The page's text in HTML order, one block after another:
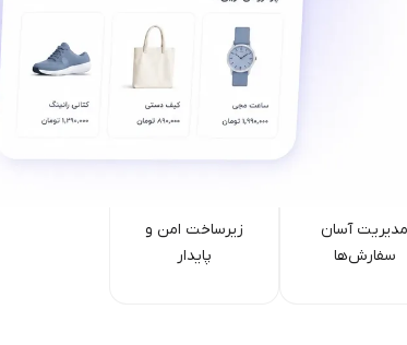
مدیریت آسان
سفارش‌ها
زیرساخت امن‌ و
پایدار